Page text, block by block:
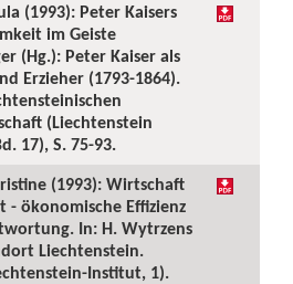
(1993): Peter Kaisers
im Geiste
(Hg.): Peter Kaiser als
Erzieher (1793-1864).
(Liechtenstein
17), S. 75-93.
(1993): Wirtschaft
- ökonomische Effizienz
In: H. Wytrzens
Liechtenstein.
Institut, 1).